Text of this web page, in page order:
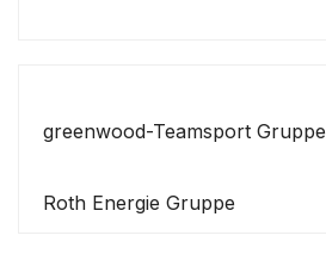
greenwood-Teamsport Gruppe
Roth Energie Gruppe